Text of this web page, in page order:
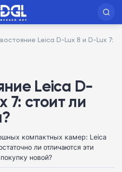
Leica D-Lux 8 и D-Lux 7:
Leica D-
7: стоит ли
компактных камер: Leica
ли отличаются эти
новой?